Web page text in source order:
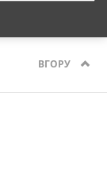
ВГОРУ